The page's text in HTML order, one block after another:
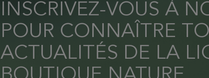
INSCRIVEZ-VOUS À
POUR CONNAÎTRE
ACTUALITÉS DE LA